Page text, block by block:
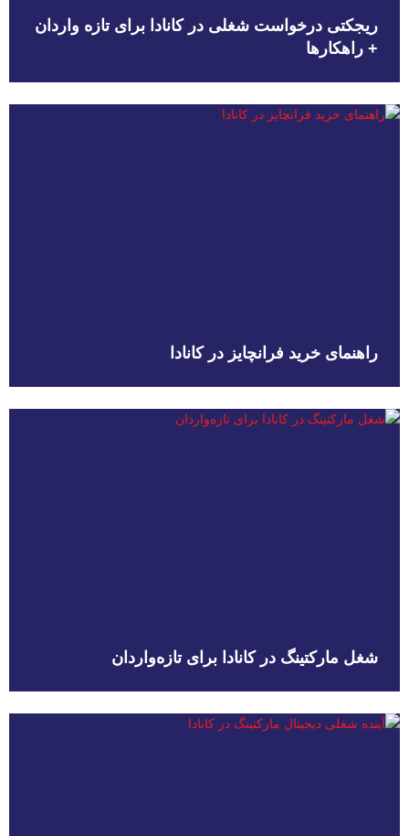
ریجکتی درخواست شغلی در کانادا برای تازه واردان
+ راهکارها
راهنمای خرید فرانچایز در کانادا
شغل مارکتینگ در کانادا برای تازه‌واردان